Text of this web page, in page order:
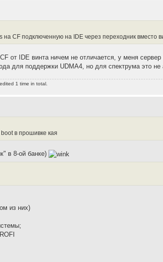
на CF подключенную на IDE через переходник вместо
от IDE винта ничем не отличается, у меня
для поддержки UDMA4, но для спектрума это не
1 time in total.
в прошивке кая
в 8-ой банке)
из них)